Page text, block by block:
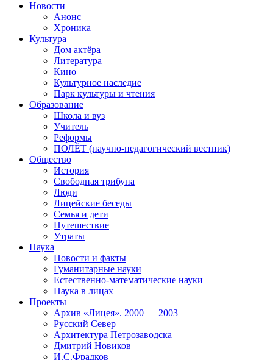
Новости
Анонс
Хроника
Культура
Дом актёра
Литература
Кино
Культурное наследие
Парк культуры и чтения
Образование
Школа и вуз
Учитель
Реформы
ПОЛЁТ (научно-педагогический вестник)
Общество
История
Свободная трибуна
Люди
Лицейские беседы
Семья и дети
Путешествие
Утраты
Наука
Новости и факты
Гуманитарные науки
Естественно-математические науки
Наука в лицах
Проекты
Архив «Лицея». 2000 — 2003
Русский Север
Архитектура Петрозаводска
Дмитрий Новиков
И.С.Фрадков